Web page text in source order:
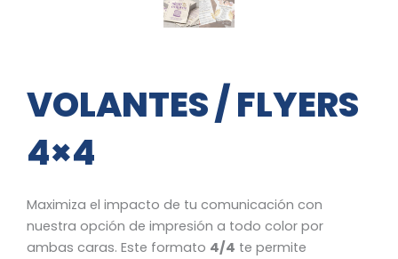
VOLANTES / FLYERS
4×4
Maximiza el impacto de tu comunicación con
nuestra opción de impresión a todo color por
ambas caras. Este formato 4/4 te permite